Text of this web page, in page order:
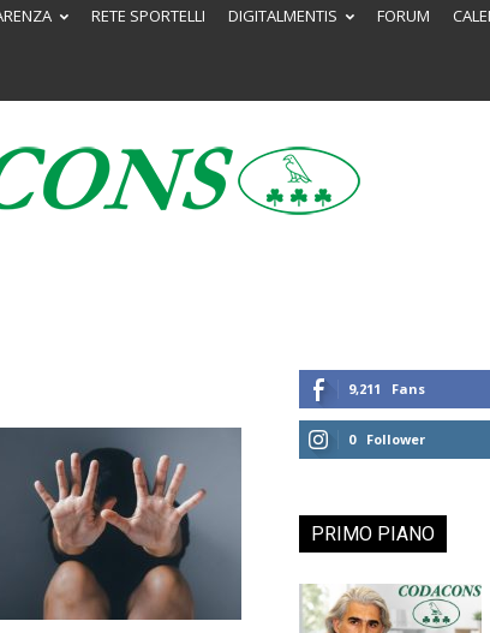
RETE SPORTELLI DIGITALMENTIS FORUM
Sicilia
9,211 Fans
0 Follower
PRIMO PIANO